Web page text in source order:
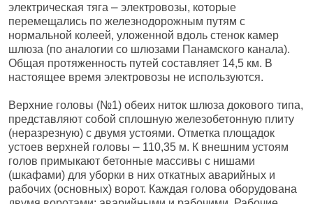
электрическая тяга ⎼ электровозы, которые
перемещались по железнодорожным путям с
нормальной колеей, уложенной вдоль стенок камер
шлюза (по аналогии со шлюзами Панамского канала).
Общая протяженность путей составляет 14,5 км. В
настоящее время электровозы не используются.
Верхние головы (№1) обеих ниток шлюза докового типа,
представляют собой сплошную железобетонную плиту
(неразрезную) с двумя устоями. Отметка площадок
устоев верхней головы ⎼ 110,35 м. К внешним устоям
голов примыкают бетонные массивы с нишами
(шкафами) для уборки в них откатных аварийных и
рабочих (основных) ворот. Каждая голова оборудована